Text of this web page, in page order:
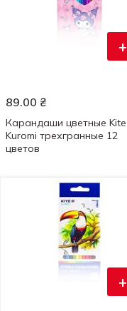
+
89.00 ₴
Карандаши цветные Kite
Kuromi трехгранные 12
цветов
+